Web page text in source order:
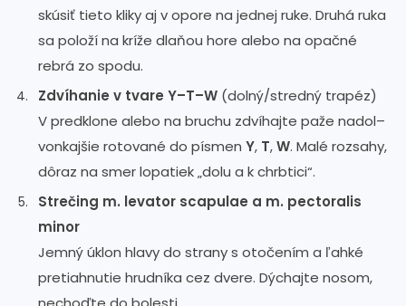
skúsiť tieto kliky aj v opore na jednej ruke. Druhá ruka
sa položí na kríže dlaňou hore alebo na opačné
rebrá zo spodu.
Zdvíhanie v tvare Y–T–W (dolný/stredný trapéz)
V predklone alebo na bruchu zdvíhajte paže nadol–
vonkajšie rotované do písmen Y, T,W. Malé rozsahy,
dôraz na smer lopatiek „dolu a k chrbtici“.
Strečing m. levator scapulae a m. pectoralis
minor
Jemný úklon hlavy do strany s otočením a ľahké
pretiahnutie hrudníka cez dvere. Dýchajte nosom,